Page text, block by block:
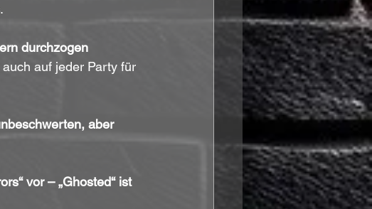
.
durchzogen
auf jeder Party für
aber
vor – „Ghosted“ ist